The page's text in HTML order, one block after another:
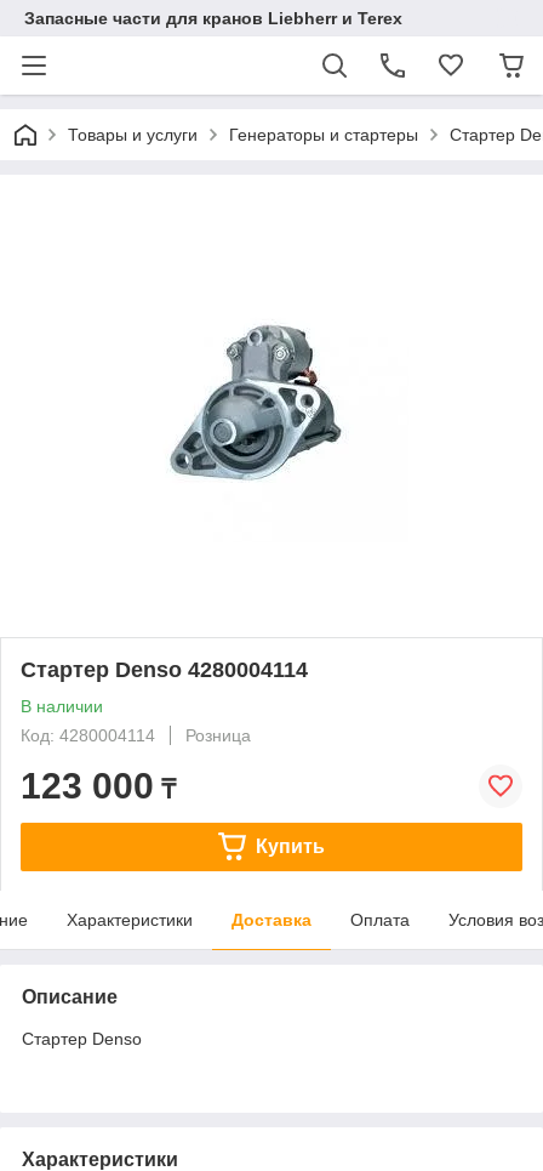
Запасные части для кранов Liebherr и Terex
Товары и услуги Генераторы и стартеры Стартер
Стартер Denso 4280004114
В наличии
Код: 4280004114
Розница
123 000 ₸
Купить
Характеристики Доставка Оплата Условия
Описание
Стартер Denso
Характеристики